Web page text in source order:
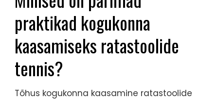
praktikad kogukonna
kaasamiseks ratastoolide
tennis?
Tõhus kogukonna kaasamine ratastoolide